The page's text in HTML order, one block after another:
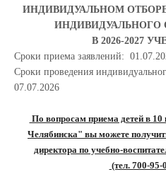
ИНДИВИДУАЛЬНОМ
ИНДИВИДУАЛЬНОГО
В 2026-2027
Сроки приема заявлений:
Сроки проведения
07.07.2026
По вопросам приема детей в
Челябинска" вы можете
директора по учебно-
(тел. 700-95-